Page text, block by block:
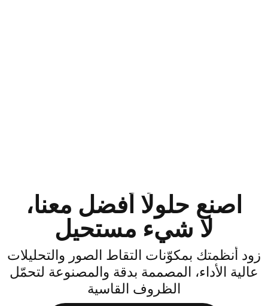
اصنع حلولًا أفضل معنا،
لا شيء مستحيل
أنظمتك بمكوّنات التقاط الصور والتحليلات
الأداء، المصممة بدقة والمصنوعة لتحمّل
الظروف القاسية